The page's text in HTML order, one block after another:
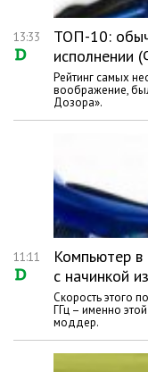
13:33
ТОП-10:
исполнении
Рейтинг самых
воображение,
Дозора».
11:11
Компьютер
с начинкой
Скорость этого
ГГц – именно
моддер.